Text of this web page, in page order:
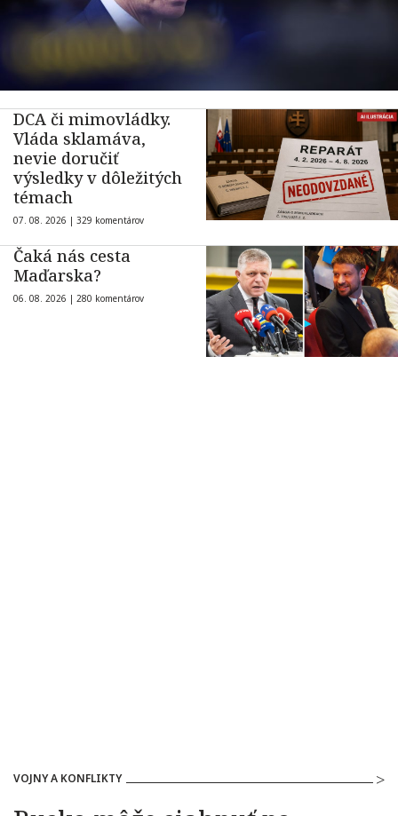
DCA či mimovládky.
Vláda sklamáva,
nevie doručiť
výsledky v dôležitých
témach
07. 08. 2026 | 329 komentárov
Čaká nás cesta
Maďarska?
06. 08. 2026 | 280 komentárov
VOJNY A KONFLIKTY